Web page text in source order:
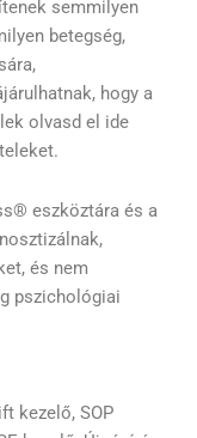
semmilyen
betegség,
hogy a
olvasd el ide
eszköztára és a
és nem
pszichológiai
kezelő, SOP